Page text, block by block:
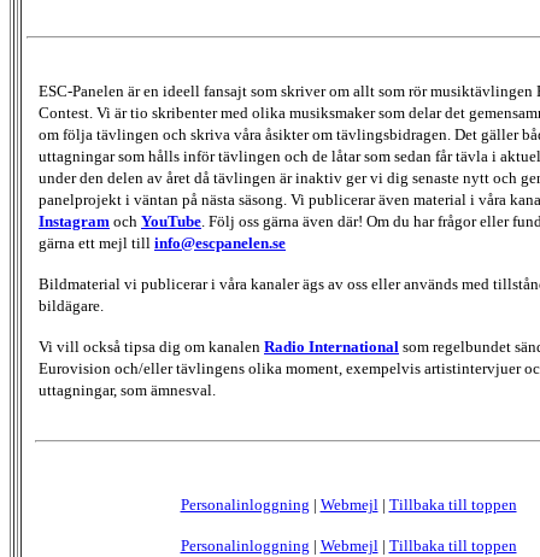
ESC-Panelen är en ideell fansajt som skriver om allt som rör musiktävlingen
Contest. Vi är tio skribenter med olika musiksmaker som delar det
om följa tävlingen och skriva våra åsikter om tävlingsbidragen. Det gäller
uttagningar som hålls inför tävlingen och de låtar som sedan får tävla i
under den delen av året då tävlingen är inaktiv ger vi dig senaste nytt och
panelprojekt i väntan på nästa säsong. Vi publicerar även material i våra
Instagram och YouTube. Följ oss gärna även där! Om du har frågor eller
gärna ett mejl till info@escpanelen.se
Bildmaterial vi publicerar i våra kanaler ägs av oss eller används med
bildägare.
Vi vill också tipsa dig om kanalen Radio International som regelbundet
Eurovision och/eller tävlingens olika moment, exempelvis artistintervjuer
uttagningar, som ämnesval.
Personalinloggning | Webmejl| Tillbaka till toppen
Personalinloggning | Webmejl| Tillbaka till toppen